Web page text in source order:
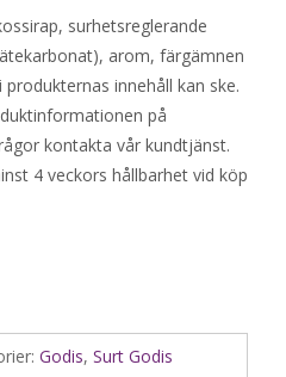
surhetsreglerande
arom, färgämnen
produkternas innehåll kan ske.
på
kontakta vår kundtjänst.
4 veckors hållbarhet vid köp
Godis, Surt Godis